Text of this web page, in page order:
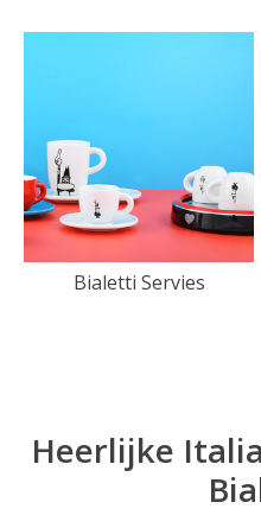
Bialetti Servies
Heerlijke